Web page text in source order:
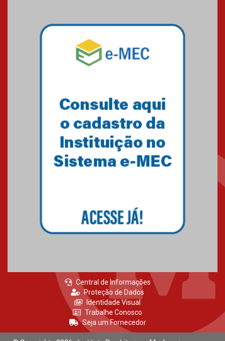
Como os pais podem investir
na educação dos filhos além da
escola
XIII Fórum de Aprendizagem
Transformadora reúne
docentes para debater
inovação e desafios da
educação superior
obra sobre ética e arquitetura
contemporânea
04.08.2026
Central de Informações
Proteção de Dados
Identidade Visual
Trabalhe Conosco
Seja um Fornecedor